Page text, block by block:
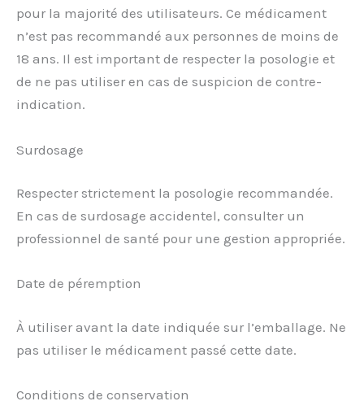
pour la majorité des utilisateurs. Ce médicament
n’est pas recommandé aux personnes de moins de
18 ans. Il est important de respecter la posologie et
de ne pas utiliser en cas de suspicion de contre-
indication.
Surdosage
Respecter strictement la posologie recommandée.
En cas de surdosage accidentel, consulter un
professionnel de santé pour une gestion appropriée.
Date de péremption
À utiliser avant la date indiquée sur l’emballage. Ne
pas utiliser le médicament passé cette date.
Conditions de conservation